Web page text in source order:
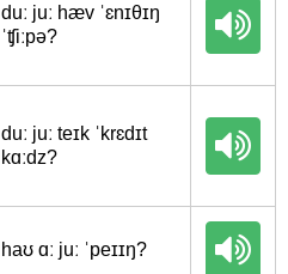
duː juː hæv ˈɛnɪθɪŋ
ˈʧiːpə?
duː juː teɪk ˈkrɛdɪt
kɑːdz?
haʊ ɑː juː ˈpeɪɪŋ?